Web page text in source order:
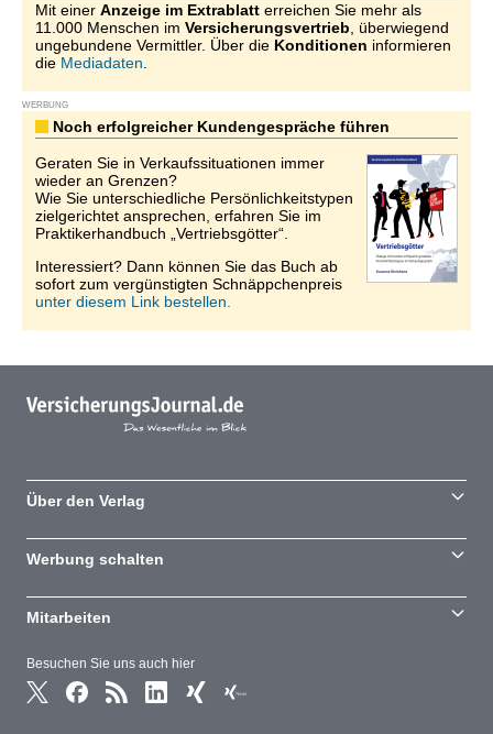
Mit einer Anzeige im Extrablatt erreichen Sie mehr als
11.000 Menschen im Versicherungsvertrieb , überwiegend
ungebundene Vermittler. Über die Konditionen informieren
die Mediadaten
WERBUNG
Noch erfolgreicher Kundengespräche führen
Geraten Sie in Verkaufssituationen immer
wieder an Grenzen?
Wie Sie unterschiedliche Persönlichkeitstypen
zielgerichtet ansprechen, erfahren Sie im
Praktikerhandbuch „Vertriebsgötter“.
Interessiert? Dann können Sie das Buch ab
sofort zum vergünstigten Schnäppchenpreis
unter diesem Link bestellen.
Besuchen Sie uns auch hier
Über den Verlag
Werbung schalten
Mitarbeiten